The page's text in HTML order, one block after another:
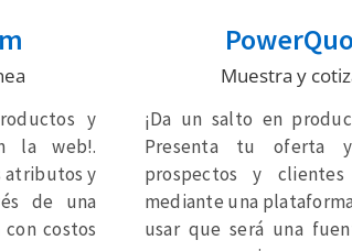
y
la web!.
atributos y
de una
costos
Muestra y
¡Da un salto en
Presenta tu oferta
prospectos y
mediante una
usar que será una